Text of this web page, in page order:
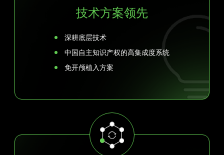
技术方案领先
深耕底层技术
中国自主知识产权的高集成度系统
免开颅植入方案